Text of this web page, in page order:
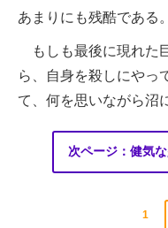
あまりにも残酷である。
もしも最後に現れた
ら、自身を殺しにやっ
て、何を思いながら沼
次ページ：健気
1